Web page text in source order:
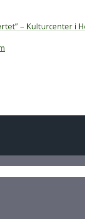
– Kulturcenter i